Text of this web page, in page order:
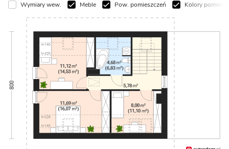
Wymiary wew. Meble Pow. pomieszczeń Kolory